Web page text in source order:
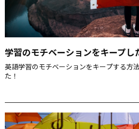
学習のモチベーションをキープし
英語学習のモチベーションをキープする方
た！